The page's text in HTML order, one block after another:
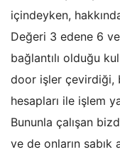
içindeyken,
Değeri 3 edene 6
bağlantılı olduğu
door işler çevirdiği,
hesapları ile işlem
Bununla çalışan
ve de onların sabık